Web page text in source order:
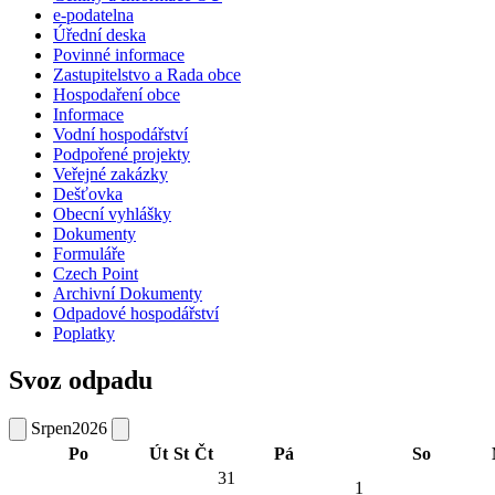
e-podatelna
Úřední deska
Povinné informace
Zastupitelstvo a Rada obce
Hospodaření obce
Informace
Vodní hospodářství
Podpořené projekty
Veřejné zakázky
Dešťovka
Obecní vyhlášky
Dokumenty
Formuláře
Czech Point
Archivní Dokumenty
Odpadové hospodářství
Poplatky
Svoz odpadu
Srpen2026
Po
Út St Čt Pá So
31
1